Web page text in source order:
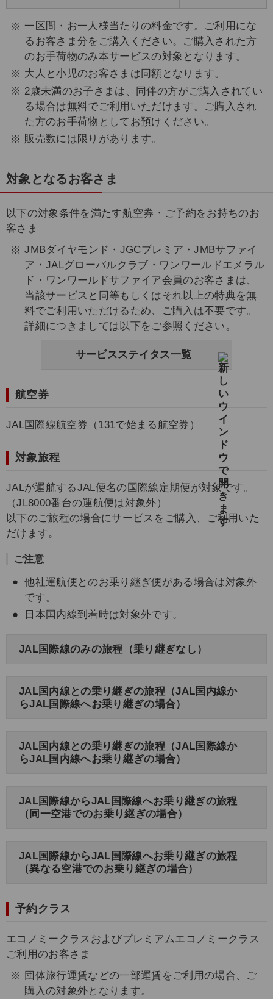
一区間・お一人様当たりの料金です。ご利用にな
るお客さま分をご購入ください。ご購入された方
のお手荷物のみ本サービスの対象となります。
大人と小児のお客さまは同額となります。
2歳未満のお子さまは、同伴の方がご購入されてい
る場合は無料でご利用いただけます。ご購入され
た方のお手荷物としてお預けください。
販売数には限りがあります。
対象となるお客さま
以下の対象条件を満たす航空券・ご予約をお持ちのお
客さま
JMBダイヤモンド・JGCプレミア・JMBサファイ
ア・JALグローバルクラブ・ワンワールドエメラル
ド・ワンワールドサファイア会員のお客さまは、
当該サービスと同等もしくはそれ以上の特典を無
料でご利用いただけるため、ご購入は不要です。
詳細につきましては以下をご参照ください。
サービスステイタス一覧
航空券
JAL国際線航空券（131で始まる航空券）
対象旅程
JALが運航するJAL便名の国際線定期便が対象です。
（JL8000番台の運航便は対象外）
以下のご旅程の場合にサービスをご購入、ご利用いた
だけます。
ご注意
他社運航便とのお乗り継ぎ便がある場合は対象外
です。
日本国内線到着時は対象外です。
JAL国際線のみの旅程（乗り継ぎなし）
JAL国内線との乗り継ぎの旅程（JAL国内線か
らJAL国際線へお乗り継ぎの場合）
JAL国内線との乗り継ぎの旅程（JAL国際線か
らJAL国内線へお乗り継ぎの場合）
JAL国際線からJAL国際線へお乗り継ぎの旅程
（同一空港でのお乗り継ぎの場合）
JAL国際線からJAL国際線へお乗り継ぎの旅程
（異なる空港でのお乗り継ぎの場合）
予約クラス
エコノミークラスおよびプレミアムエコノミークラス
ご利用のお客さま
団体旅行運賃などの一部運賃をご利用の場合、ご
購入の対象外となります。